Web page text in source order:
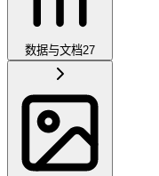
数据与文档27